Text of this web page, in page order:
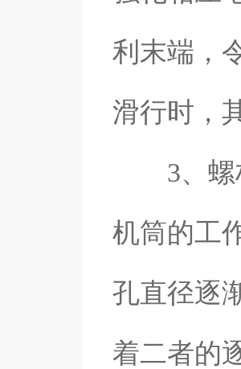
利末端，
滑行时，
3、螺杆
机筒的工
孔直径逐
着二者的